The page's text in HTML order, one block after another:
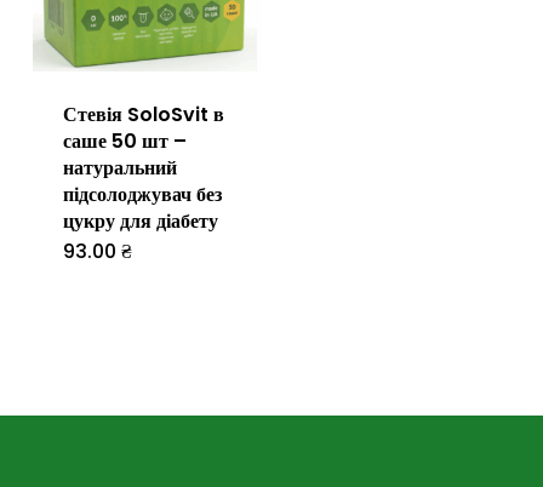
Стевія SoloSvit в
саше 50 шт –
натуральний
підсолоджувач без
цукру для діабету
93.00 ₴